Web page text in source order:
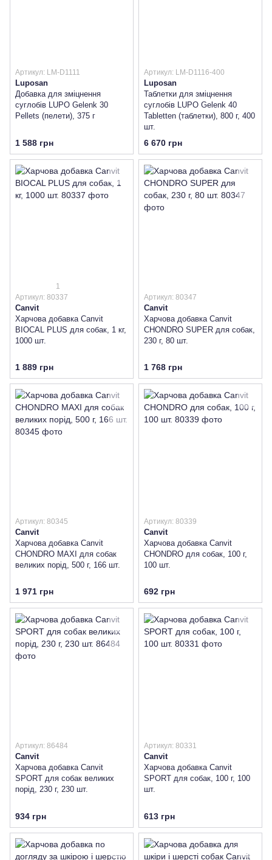
Артикул: LM-D1111
Luposan
Добавка для зміцнення
суглобів LUPO Gelenk 30
Pellets (пелети), 375 г
1 588 грн
Артикул: LM-D1116-400
Luposan
Таблетки для зміцнення
суглобів LUPO Gelenk 40
Tabletten (таблетки), 800 г, 400
шт.
6 670 грн
1
Артикул: 80337
Canvit
Харчова добавка Canvit
BIOCAL PLUS для собак, 1 кг,
1000 шт.
1 889 грн
Артикул: 80347
Canvit
Харчова добавка Canvit
CHONDRO SUPER для собак,
230 г, 80 шт.
1 768 грн
Артикул: 80345
Canvit
Харчова добавка Canvit
CHONDRO MAXI для собак
великих порід, 500 г, 166 шт.
1 971 грн
Артикул: 80339
Canvit
Харчова добавка Canvit
CHONDRO для собак, 100 г,
100 шт.
692 грн
Артикул: 86484
Canvit
Харчова добавка Canvit
SPORT для собак великих
порід, 230 г, 230 шт.
934 грн
Артикул: 80331
Canvit
Харчова добавка Canvit
SPORT для собак, 100 г, 100
шт.
613 грн